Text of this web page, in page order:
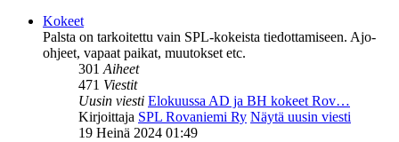
Kokeet
Palsta on tarkoitettu vain SPL-kokeista tiedottamiseen. Ajo-
ohjeet, vapaat paikat, muutokset etc.
301Aiheet
471 Viestit
Uusin viesti Elokuussa AD ja BH kokeet Rov…
Kirjoittaja SPL Rovaniemi Ry Näytä uusin viesti
19 Heinä 2024 01:49